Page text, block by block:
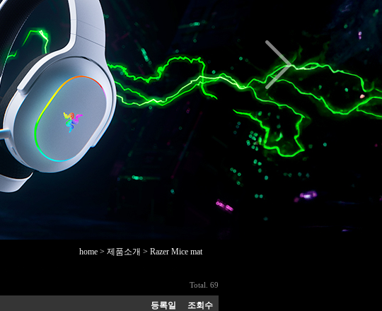
home > 제품소개 > Razer Mice mat
Total. 69
등록일 조회수